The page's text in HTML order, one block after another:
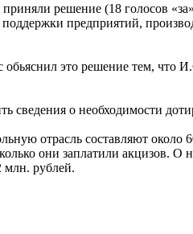
решение (18 голосов
предприятий,
это решение тем, что
сведения о необходимости
отрасль составляют
они заплатили
млн. рублей.